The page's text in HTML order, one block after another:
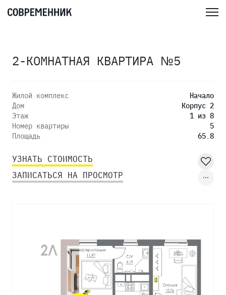
2-КОМНАТНАЯ КВАРТИРА №5
Жилой комплекс
Начало
Дом
Корпус 2
Этаж
1 из 8
Номер квартиры
5
Площадь
65.8
УЗНАТЬ СТОИМОСТЬ
ЗАПИСАТЬСЯ НА ПРОСМОТР